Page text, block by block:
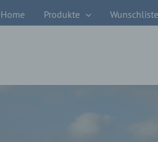
Home Produkte Wunschliste